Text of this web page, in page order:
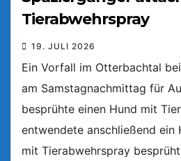
Tierabwehrspray
19. JULI 2026
Ein Vorfall im Otterbachtal
am Samstagnachmittag für
besprühte einen Hund mit
entwendete anschließend ein
mit Tierabwehrspray